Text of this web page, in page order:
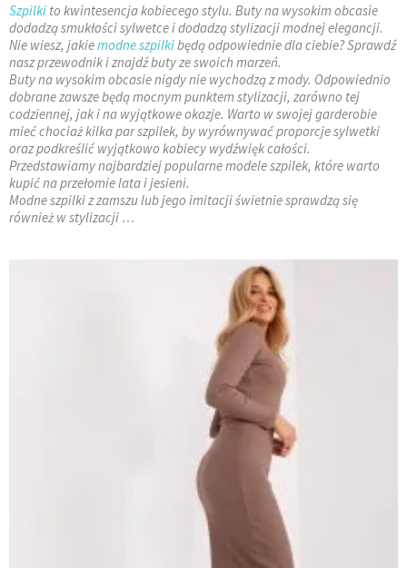
Szpilki to kwintesencja kobiecego stylu. Buty na wysokim obcasie
dodadzą smukłości sylwetce i dodadzą stylizacji modnej elegancji.
Nie wiesz, jakiemodne szpilkibędą odpowiednie dla ciebie? Sprawdź
nasz przewodnik i znajdź buty ze swoich marzeń.
Buty na wysokim obcasie nigdy nie wychodzą z mody. Odpowiednio
dobrane zawsze będą mocnym punktem stylizacji, zarówno tej
codziennej, jak i na wyjątkowe okazje. Warto w swojej garderobie
mieć chociaż kilka par szpilek, by wyrównywać proporcje sylwetki
oraz podkreślić wyjątkowo kobiecy wydźwięk całości.
Przedstawiamy najbardziej popularne modele szpilek, które warto
kupić na przełomie lata i jesieni.
Modne szpilki z zamszu lub jego imitacji świetnie sprawdzą się
również w stylizacji …